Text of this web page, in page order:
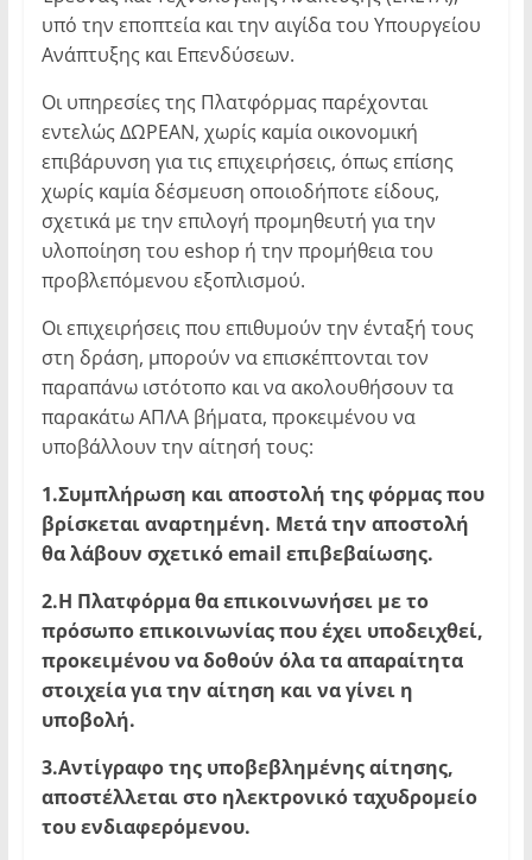
υπό την εποπτεία και την αιγίδα του Υπουργείου
Ανάπτυξης και Επενδύσεων.
Οι υπηρεσίες της Πλατφόρμας παρέχονται
εντελώς ΔΩΡΕΑΝ, χωρίς καμία οικονομική
επιβάρυνση για τις επιχειρήσεις, όπως επίσης
χωρίς καμία δέσμευση οποιοδήποτε είδους,
σχετικά με την επιλογή προμηθευτή για την
υλοποίηση του eshop ή την προμήθεια του
προβλεπόμενου εξοπλισμού.
Οι επιχειρήσεις που επιθυμούν την ένταξή τους
στη δράση, μπορούν να επισκέπτονται τον
παραπάνω ιστότοπο και να ακολουθήσουν τα
παρακάτω ΑΠΛΑ βήματα, προκειμένου να
υποβάλλουν την αίτησή τους:
1.Συμπλήρωση και αποστολή της φόρμας που
βρίσκεται αναρτημένη. Μετά την αποστολή
θα λάβουν σχετικό email επιβεβαίωσης.
2.Η Πλατφόρμα θα επικοινωνήσει με το
πρόσωπο επικοινωνίας που έχει υποδειχθεί,
προκειμένου να δοθούν όλα τα απαραίτητα
στοιχεία για την αίτηση και να γίνει η
υποβολή.
3.Αντίγραφο της υποβεβλημένης αίτησης,
αποστέλλεται στο ηλεκτρονικό ταχυδρομείο
του ενδιαφερόμενου.